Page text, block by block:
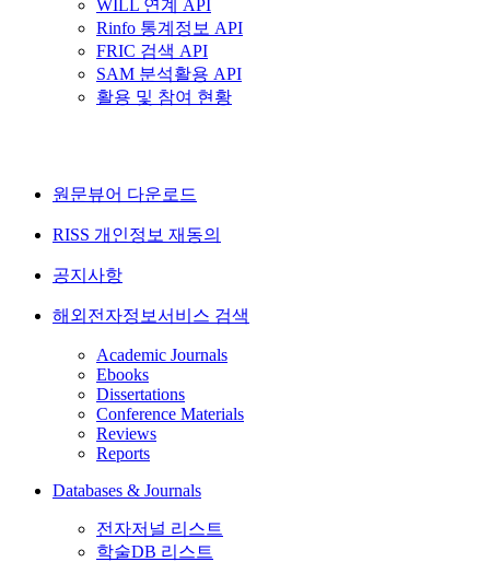
WILL 연계 API
Rinfo 통계정보 API
FRIC 검색 API
SAM 분석활용 API
활용 및 참여 현황
원문뷰어 다운로드
RISS 개인정보 재동의
공지사항
해외전자정보서비스 검색
Academic Journals
Ebooks
Dissertations
Conference Materials
Reviews
Reports
Databases & Journals
전자저널 리스트
학술DB 리스트